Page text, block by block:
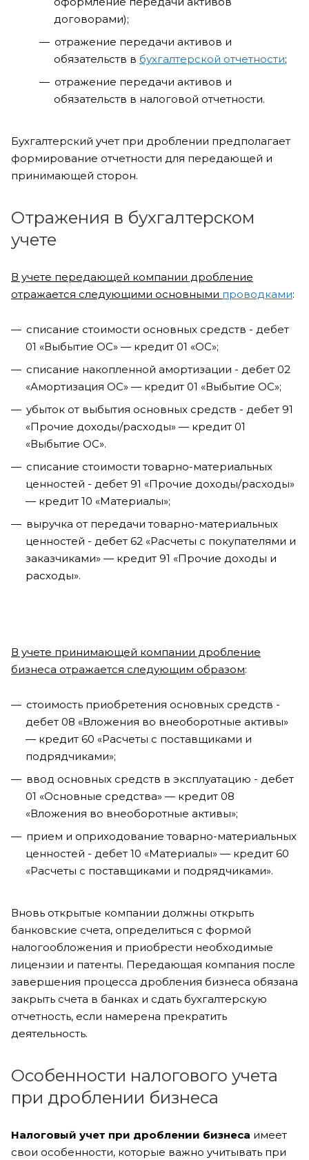
договорами);
отражение передачи активов и
обязательств в бухгалтерской отчетности;
отражение передачи активов и
обязательств в налоговой отчетности.
Бухгалтерский учет при дроблении предполагает
формирование отчетности для передающей и
принимающей сторон.
Отражения в бухгалтерском
учете
В учете передающей компании дробление
отражается следующими основными проводками:
списание стоимости основных средств - дебет
01 «Выбытие ОС» — кредит 01 «ОС»;
списание накопленной амортизации - дебет 02
«Амортизация ОС» — кредит 01 «Выбытие ОС»;
убыток от выбытия основных средств - дебет 91
«Прочие доходы/расходы» — кредит 01
«Выбытие ОС».
списание стоимости товарно-материальных
ценностей - дебет 91 «Прочие доходы/расходы»
— кредит 10 «Материалы»;
выручка от передачи товарно-материальных
ценностей - дебет 62 «Расчеты с покупателями и
заказчиками» — кредит 91 «Прочие доходы и
расходы».
В учете принимающей компании дробление
бизнеса отражается следующим образом:
стоимость приобретения основных средств -
дебет 08 «Вложения во внеоборотные активы»
— кредит 60 «Расчеты с поставщиками и
подрядчиками»;
ввод основных средств в эксплуатацию - дебет
01 «Основные средства» — кредит 08
«Вложения во внеоборотные активы»;
прием и оприходование товарно-материальных
ценностей - дебет 10 «Материалы» — кредит 60
«Расчеты с поставщиками и подрядчиками».
Вновь открытые компании должны открыть
банковские счета, определиться с формой
налогообложения и приобрести необходимые
лицензии и патенты. Передающая компания после
завершения процесса дробления бизнеса обязана
закрыть счета в банках и сдать бухгалтерскую
отчетность, если намерена прекратить
деятельность.
Особенности налогового учета
при дроблении бизнеса
Налоговый учет при дроблении бизнеса имеет
свои особенности, которые важно учитывать при